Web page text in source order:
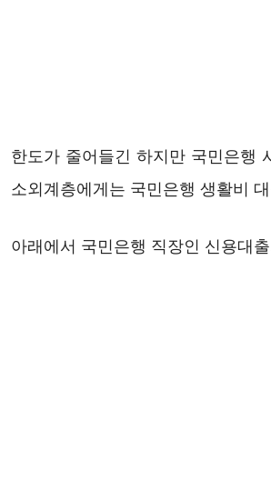
한도가 줄어들긴 하지만 국민은행
소외계층에게는 국민은행 생활비
아래에서 국민은행 직장인 신용대